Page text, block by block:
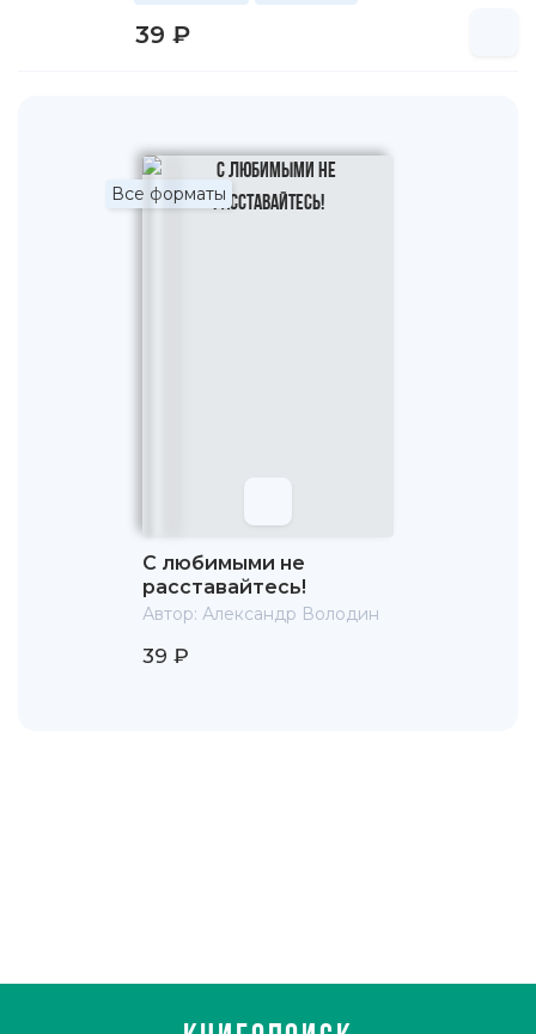
39 ₽
Все форматы
С любимыми не
расставайтесь!
Автор: Александр Володин
39 ₽